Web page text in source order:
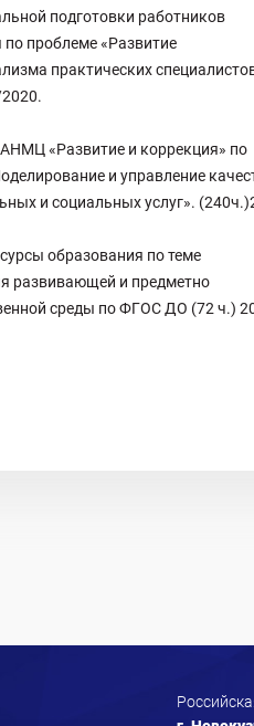
подготовки работников
по проблеме «Развитие
практических
«Развитие и коррекция» по
и управление
и социальных услуг».
образования по теме
развивающей и предметно
среды по ФГОС ДО (72 ч.)